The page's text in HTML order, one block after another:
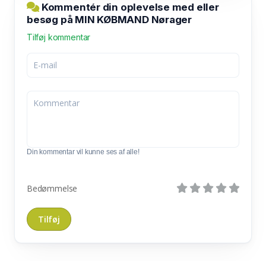
Kommentér din oplevelse med eller
besøg på MIN KØBMAND Nørager
Tilføj kommentar
Din kommentar vil kunne ses af alle!
Bedømmelse